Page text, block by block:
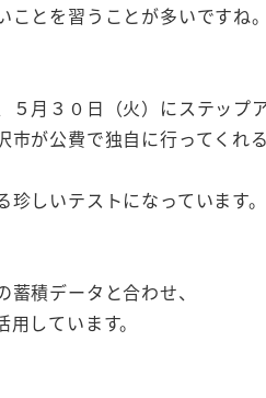
とを習うことが多いですね。
月３０日（火）にステップ
が公費で独自に行ってくれ
しいテストになっています。
積データと合わせ、
しています。